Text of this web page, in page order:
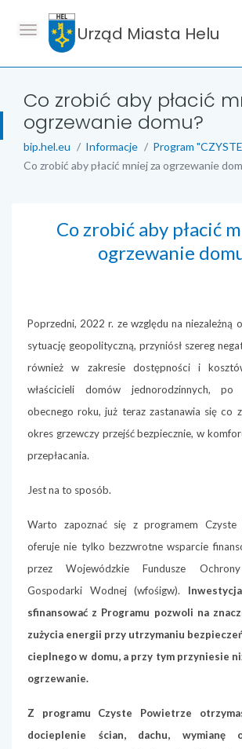
Urząd Miasta Helu
Co zrobić aby płacić
ogrzewanie domu?
bip.hel.eu Informacje
Program
Co zrobić aby płacić mniej za ogrzewanie
Co zrobić aby płacić
ogrzewanie
Poprzedni, 2022 r. ze względu na niezależną
sytuację geopolityczną, przyniósł szereg
również w zakresie dostępności i
właścicieli domów jednorodzinnych, po
obecnego roku, już teraz zastanawia się co
okres grzewczy przejść bezpiecznie, w
przepłacania.
Jest na to sposób.
Warto zapoznać się z programem
oferuje nie tylko bezzwrotne wsparcie
przez Wojewódzkie Fundusze
Gospodarki Wodnej (wfośigw).
sfinansować z Programu pozwoli na
zużycia energii przy utrzymaniu
cieplnego w domu, a przy tym przyniesie
ogrzewanie.
Z programu Czyste Powietrze
docieplenie ścian, dachu,